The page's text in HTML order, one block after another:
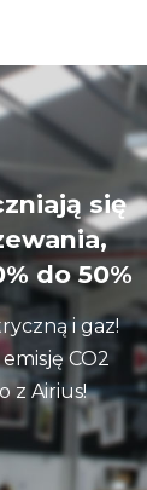
się
do 50%
i gaz!
CO2
z Airius!